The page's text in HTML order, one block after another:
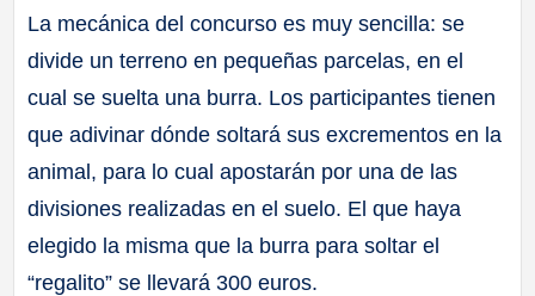
La mecánica del concurso es muy sencilla: se
divide un terreno en pequeñas parcelas, en el
cual se suelta una burra. Los participantes tienen
que adivinar dónde soltará sus excrementos en la
animal, para lo cual apostarán por una de las
divisiones realizadas en el suelo. El que haya
elegido la misma que la burra para soltar el
“regalito” se llevará 300 euros.